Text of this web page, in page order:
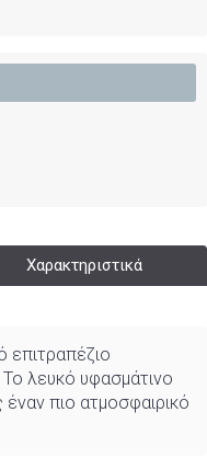
Χαρακτηριστικά
επιτραπέζιο
Το λευκό υφασμάτινο
πιο ατμοσφαιρικό